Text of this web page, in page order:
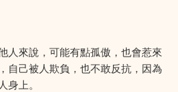
人來說，可能有點孤傲，也會惹來
自己被人欺負，也不敢反抗，因為
上。